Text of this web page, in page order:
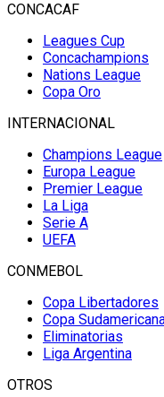
CONCACAF
Leagues Cup
Concachampions
Nations League
Copa Oro
INTERNACIONAL
Champions League
Europa League
Premier League
La Liga
Serie A
UEFA
CONMEBOL
Copa Libertadores
Copa
Eliminatorias
Liga Argentina
OTROS